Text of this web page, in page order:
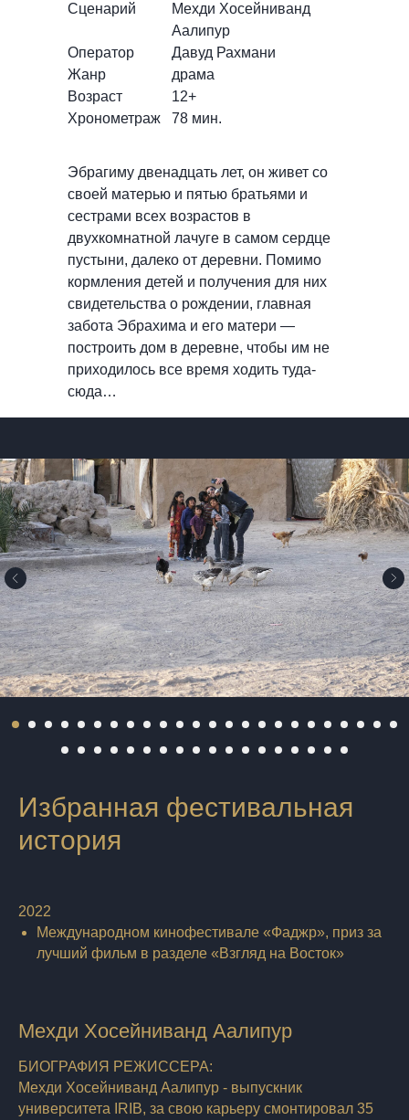
Сценарий
Оператор
Жанр
Возраст
Хронометраж
Мехди Хосейниванд
Аалипур
Давуд Рахмани
драма
12+
78 мин.
Эбрагиму двенадцать лет, он живет со
своей матерью и пятью братьями и
сестрами всех возрастов в
двухкомнатной лачуге в самом сердце
пустыни, далеко от деревни. Помимо
кормления детей и получения для них
свидетельства о рождении, главная
забота Эбрахима и его матери —
построить дом в деревне, чтобы им не
приходилось все время ходить туда-
сюда…
Избранная фестивальная
история
2022
Международном кинофестивале «Фаджр», приз за
лучший фильм в разделе «Взгляд на Восток»
Мехди Хосейниванд Аалипур
БИОГРАФИЯ РЕЖИССЕРА:
Мехди Хосейниванд Аалипур - выпускник
университета IRIB, за свою карьеру смонтировал 35